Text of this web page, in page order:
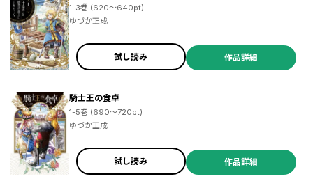
1-3巻 (620～640pt)
ゆづか正成
試し読み 作品詳細
騎士王の食卓
1-5巻 (690～720pt)
ゆづか正成
試し読み 作品詳細